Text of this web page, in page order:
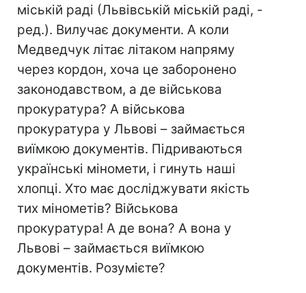
міській раді (Львівській міській раді, -
ред.). Вилучає документи. А коли
Медведчук літає літаком напряму
через кордон, хоча це заборонено
законодавством, а де військова
прокуратура? А військова
прокуратура у Львові – займається
виїмкою документів. Підриваються
українські міномети, і гинуть наші
хлопці. Хто має досліджувати якість
тих мінометів? Військова
прокуратура! А де вона? А вона у
Львові – займається виїмкою
документів. Розумієте?